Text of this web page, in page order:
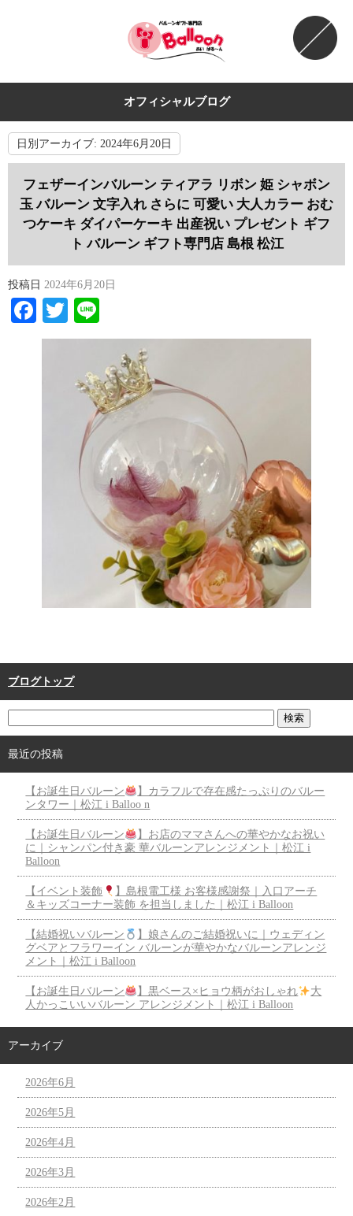
オフィシャルブログ
日別アーカイブ: 2024年6月20日
フェザーインバルーン ティアラ リボン 姫 シャボン
玉 バルーン 文字入れ さらに 可愛い 大人カラー おむ
つケーキ ダイパーケーキ 出産祝い プレゼント ギフ
ト バルーン ギフト専門店 島根 松江
投稿日 2024年6月20日
Facebook
Twitter
ブログトップ
最近の投稿
【お誕生日バルーン
】カラフルで存在感たっぷりのバルー
ンタワー｜松江 i Balloo n
【お誕生日バルーン
】お店のママさんへの華やかなお祝い
に｜シャンパン付き豪 華バルーンアレンジメント｜松江 i
Balloon
【イベント装飾
】島根電工様 お客様感謝祭｜入口アーチ
＆キッズコーナー装飾 を担当しました｜松江 i Balloon
【結婚祝いバルーン
】娘さんのご結婚祝いに｜ウェディン
グベアとフラワーイン バルーンが華やかなバルーンアレンジ
メント｜松江 i Balloon
【お誕生日バルーン 】黒ベース×ヒョウ柄がおしゃれ
大
人かっこいいバルーン アレンジメント｜松江 i Balloon
アーカイブ
2026年6月
2026年5月
2026年4月
2026年3月
2026年2月